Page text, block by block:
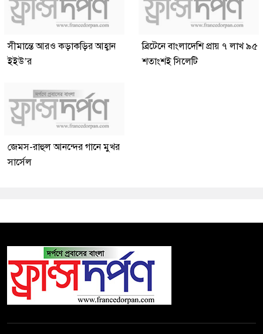
সীমান্তে আরও কড়াকড়ির আহ্বান
ইইউ’র
ব্রিটেনে বাংলাদেশি প্রায় ৭ লাখ ৯৫
শতাংশই সিলেটি
জেমস-রাহুল আনন্দের গানে মুখর
সার্সেল